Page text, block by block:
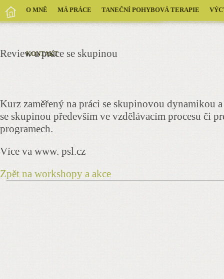
O MNĚ MÁ PRÁCE TANEČNÍ POHYBOVÁ TERAPIE
KONTAKT
Review a práce se skupinou
Kurz zaměřený na práci se skupinovou dynamikou
se skupinou především ve vzdělávacím procesu či
programech.
Více va www. psl.cz
Zpět na workshopy a akce